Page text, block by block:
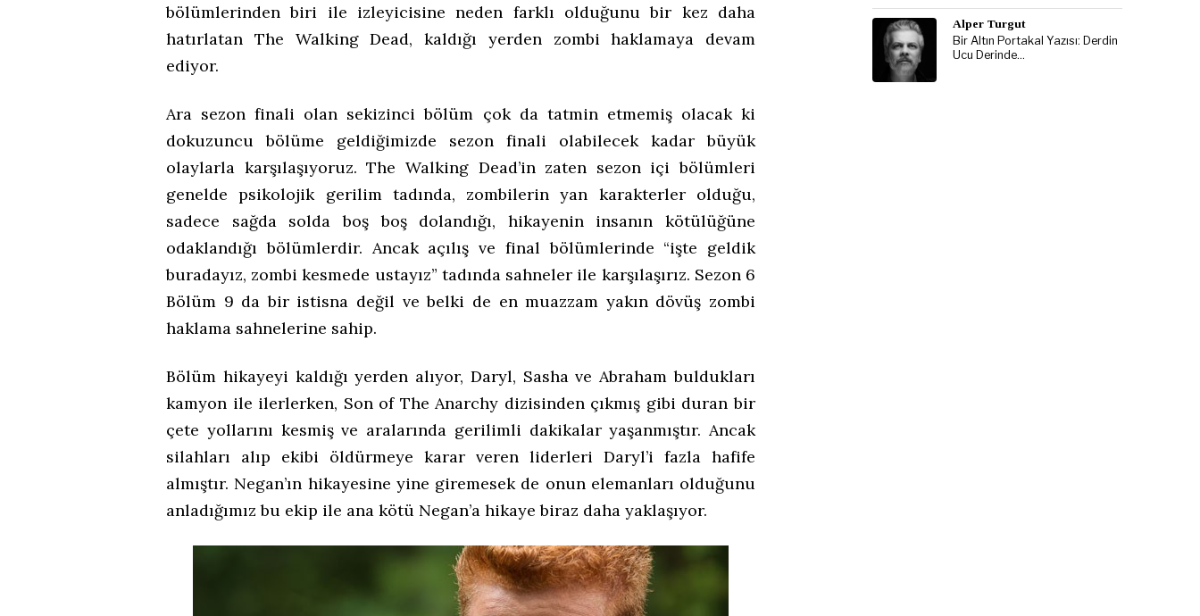
bölümlerinden biri ile izleyicisine neden farklı olduğunu bir kez daha
hatırlatan The Walking Dead, kaldığı yerden zombi haklamaya devam
ediyor.
Ara sezon finali olan sekizinci bölüm çok da tatmin etmemiş olacak ki
dokuzuncu bölüme geldiğimizde sezon finali olabilecek kadar büyük
olaylarla karşılaşıyoruz. The Walking Dead’in zaten sezon içi bölümleri
genelde psikolojik gerilim tadında, zombilerin yan karakterler olduğu,
sadece sağda solda boş boş dolandığı, hikayenin insanın kötülüğüne
odaklandığı bölümlerdir. Ancak açılış ve final bölümlerinde “işte geldik
buradayız, zombi kesmede ustayız” tadında sahneler ile karşılaşırız. Sezon 6
Bölüm 9 da bir istisna değil ve belki de en muazzam yakın dövüş zombi
haklama sahnelerine sahip.
Bölüm hikayeyi kaldığı yerden alıyor, Daryl, Sasha ve Abraham buldukları
kamyon ile ilerlerken, Son of The Anarchy dizisinden çıkmış gibi duran bir
çete yollarını kesmiş ve aralarında gerilimli dakikalar yaşanmıştır. Ancak
silahları alıp ekibi öldürmeye karar veren liderleri Daryl’i fazla hafife
almıştır. Negan’ın hikayesine yine giremesek de onun elemanları olduğunu
anladığımız bu ekip ile ana kötü Negan’a hikaye biraz daha yaklaşıyor.
Alper Turgut
Bir Altın Portakal Yazısı: Derdin
Ucu Derinde…